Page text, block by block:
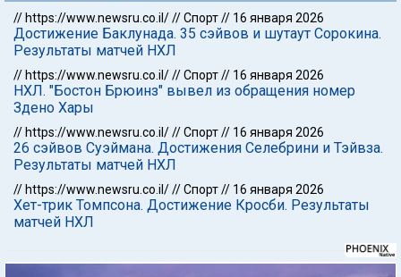
// https://www.newsru.co.il///Спорт// 16 января 2026
Достижение Баклунада. 35 сэйвов и шутаут Сорокина.
Результаты матчей НХЛ
// https://www.newsru.co.il///Спорт// 16 января 2026
НХЛ. "Бостон Брюинз" вывел из обращения номер
Здено Хары
// https://www.newsru.co.il///Спорт// 16 января 2026
26 сэйвов Суэймана. Достижения Селебрини и Тэйвза.
Результаты матчей НХЛ
// https://www.newsru.co.il///Спорт// 16 января 2026
Хет-трик Томпсона. Достижение Кросби. Результаты
матчей НХЛ